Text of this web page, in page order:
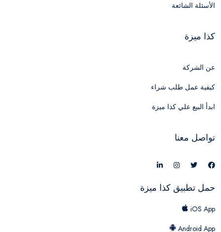
الأسئلة الشائعة
كذا ميزة
عن الشركة
كيفية عمل طلب شراء
ابدأ البيع علي كذا ميزة
تواصل معنا
حمل تطبيق كذا ميزة
iOS App
Android App